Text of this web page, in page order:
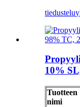
tiedustelu
10%
Tuotteen
nimi